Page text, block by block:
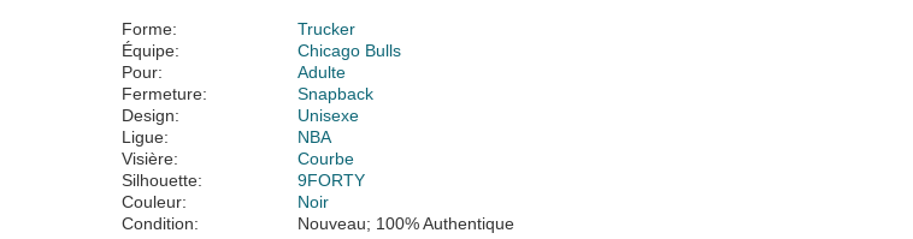
Forme:
Trucker
Équipe:
Chicago Bulls
Pour:
Adulte
Fermeture:
Snapback
Design:
Unisexe
Ligue:
NBA
Visière:
Courbe
Silhouette:
9FORTY
Couleur:
Noir
Condition:
Nouveau; 100% Authentique